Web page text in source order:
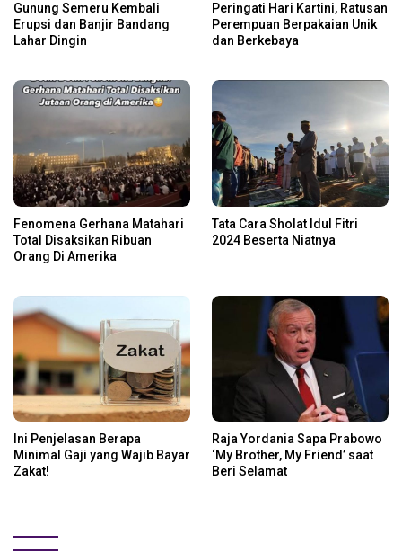
Gunung Semeru Kembali
Erupsi dan Banjir Bandang
Lahar Dingin
Peringati Hari Kartini, Ratusan
Perempuan Berpakaian Unik
dan Berkebaya
Fenomena Gerhana Matahari
Total Disaksikan Ribuan
Orang Di Amerika
Tata Cara Sholat Idul Fitri
2024 Beserta Niatnya
Ini Penjelasan Berapa
Minimal Gaji yang Wajib Bayar
Zakat!
Raja Yordania Sapa Prabowo
‘My Brother, My Friend’ saat
Beri Selamat